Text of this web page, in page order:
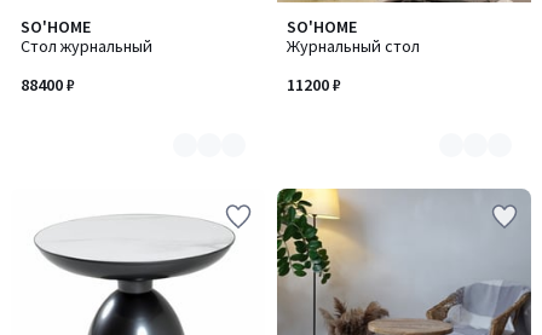
SO'HOME
Стол журнальный
88400 ₽
Количество
цветов:
2
SO'HOME
Журнальный стол
11200 ₽
Количество
цветов:
2